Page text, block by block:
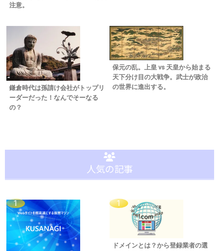
注意。
鎌倉時代は孫請け会社がトップリ
ーダーだった！なんでそーなる
の？
保元の乱。上皇 vs 天皇から始まる
天下分け目の大戦争。武士が政治
の世界に進出する。
人気の記事
ドメインとは？から登録業者の選